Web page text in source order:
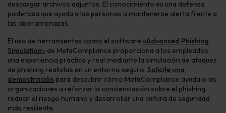
descargar archivos adjuntos. El conocimiento es una defensa
poderosa que ayuda a las personas a mantenerse alerta frente a
las ciberamenazas.
El uso de herramientas como el software «Advanced Phishing
Simulation» de MetaCompliance proporciona a los empleados
una experiencia práctica y real mediante la simulación de ataques
de phishing realistas en un entorno seguro. Solicite una
demostración para descubrir cómo MetaCompliance ayuda a las
organizaciones a reforzar la concienciación sobre el phishing,
reducir el riesgo humano y desarrollar una cultura de seguridad
más resiliente.